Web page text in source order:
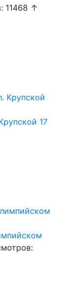
11468 ↑
17